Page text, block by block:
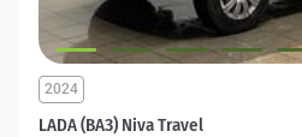
LADA (ВАЗ) Niva Travel
2024